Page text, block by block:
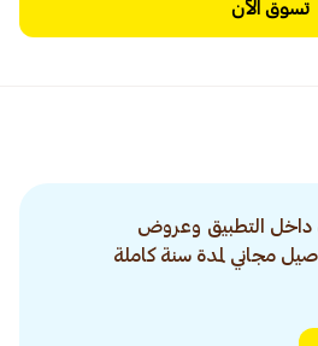
تسوق الآن
داخل التطبيق وعروض
مجاني لمدة سنة كاملة